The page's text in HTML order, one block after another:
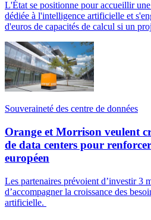
L'État se positionne pour accueillir
dédiée à l'intelligence artificielle et
d'euros de capacités de calcul si un
Souveraineté des centre de données
Orange et Morrison veulent
de data centers pour
européen
Les partenaires prévoient d’investir 3
d’accompagner la croissance des
artificielle.